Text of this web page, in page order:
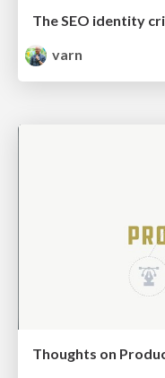
varn
Thoughts on